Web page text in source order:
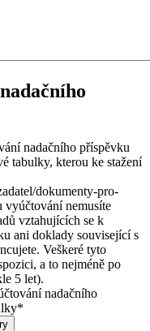
nadačního příspěvku
tabulky, kterou ke stažení
dokumenty-pro-
nemusíte
vztahujících se k
ani doklady související s
Veškeré tyto
a to nejméně po
5 let).
nadačního
*